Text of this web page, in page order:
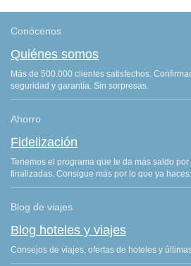
Conócenos
Quiénes somos
Más de 500.000 clientes satisfechos.
seguridad y garantía. Sin sorpresas.
Ahorro
Fidelización
Tenemos el programa que te da más saldo
finalizadas. Consigue más por lo que ya
Blog de viajes
Blog hoteles y viajes
Consejos de viajes, ofertas de hoteles y